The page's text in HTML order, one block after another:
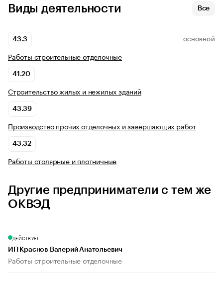
Виды деятельности Все
43.3 ОСНОВНОЙ
Работы строительные отделочные
41.20
Строительство жилых и нежилых зданий
43.39
Производство прочих отделочных и завершающих работ
43.32
Работы столярные и плотничные
Другие предприниматели с тем же
ОКВЭД
ДЕЙСТВУЕТ
ИП Краснов Валерий Анатольевич
Работы строительные отделочные